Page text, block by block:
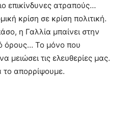
επικίνδυνες ατραπούς…
κρίση σε κρίση πολιτική.
η Γαλλία μπαίνει στην
όρους… Το μόνο που
μειώσει τις ελευθερίες μας.
το απορρίψουμε.